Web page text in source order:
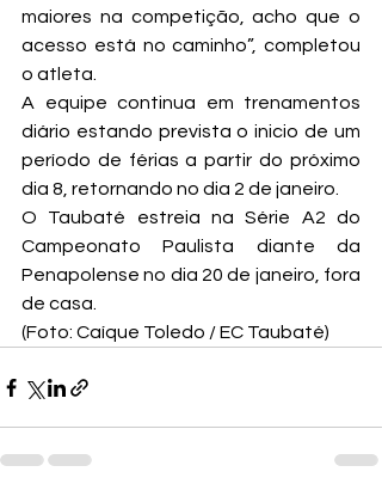
maiores na competição, acho que o
acesso está no caminho”, completou
o atleta.
A equipe continua em trenamentos
diário estando prevista o inicio de um
período de férias a partir do próximo
dia 8, retornando no dia 2 de janeiro.
O Taubaté estreia na Série A2 do
Campeonato Paulista diante da
Penapolense no dia 20 de janeiro, fora
de casa.
(Foto: Caíque Toledo / EC Taubaté)